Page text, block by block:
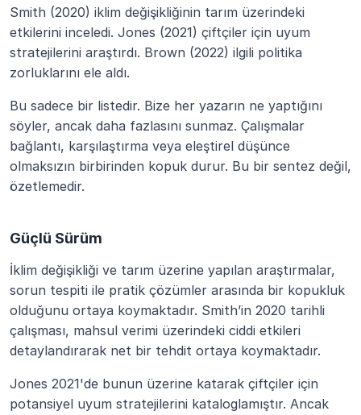
Smith (2020) iklim değişikliğinin tarım üzerindeki
etkilerini inceledi. Jones (2021) çiftçiler için uyum
stratejilerini araştırdı. Brown (2022) ilgili politika
zorluklarını ele aldı.
Bu sadece bir listedir. Bize her yazarın ne yaptığını
söyler, ancak daha fazlasını sunmaz. Çalışmalar
bağlantı, karşılaştırma veya eleştirel düşünce
olmaksızın birbirinden kopuk durur. Bu bir sentez değil,
özetlemedir.
Güçlü Sürüm
İklim değişikliği ve tarım üzerine yapılan araştırmalar,
sorun tespiti ile pratik çözümler arasında bir kopukluk
olduğunu ortaya koymaktadır. Smith’in 2020 tarihli
çalışması, mahsul verimi üzerindeki ciddi etkileri
detaylandırarak net bir tehdit ortaya koymaktadır.
Jones 2021'de bunun üzerine katarak çiftçiler için
potansiyel uyum stratejilerini kataloglamıştır. Ancak